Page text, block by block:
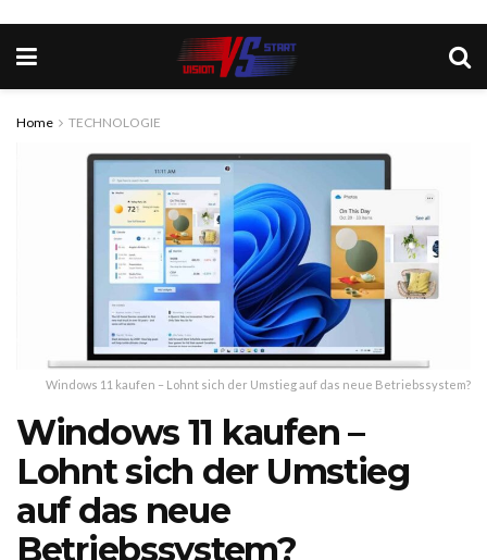
Home TECHNOLOGIE
Windows 11 kaufen – Lohnt sich der Umstieg auf das neue Betriebssystem?
Windows 11 kaufen –
Lohnt sich der Umstieg
auf das neue
Betriebssystem?